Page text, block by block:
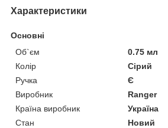
Характеристики
Основні
Об`єм
0.75 мл
Колір
Сірий
Ручка
Є
Виробник
Ranger
Країна виробник
Україна
Стан
Новий